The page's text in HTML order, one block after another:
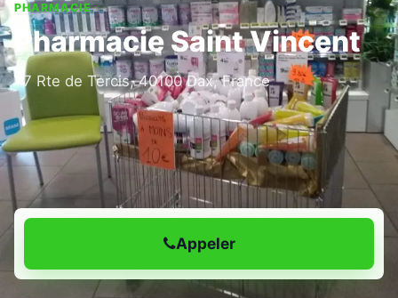
PHARMACIE
Pharmacie Saint Vincent
7 Rte de Tercis, 40100 Dax, France
Appeler